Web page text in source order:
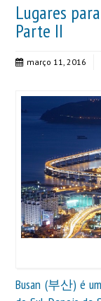
Lugares
Parte II
março 11, 2016
Busan (부산) é